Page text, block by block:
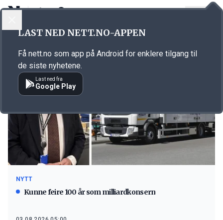
Emne: transport
NYTT
Kunne feire 100 år som milliardkonsern
LAST NED NETT.NO-APPEN
Få nett.no som app på Android for enklere tilgang til
de siste nyhetene.
Last ned fra
Google Play